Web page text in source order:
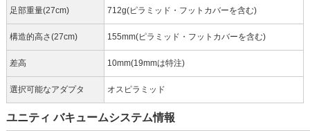
足部重量(27cm) 712g(ピラミッド・フットカバーを含む)
構造的高さ(27cm) 155mm(ピラミッド・フットカバーを含む)
差高 10mm(19mmは特注)
選択可能なアダプタ オスピラミッド
ユニティ バキュームシステム情報